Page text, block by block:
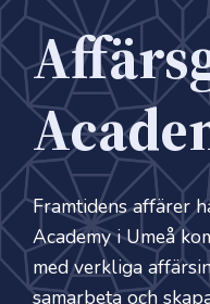
Framtidens affärer
Academy i Umeå
med verkliga
samarbeta och